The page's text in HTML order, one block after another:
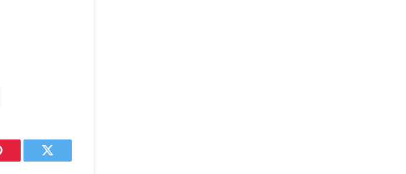
Twitter